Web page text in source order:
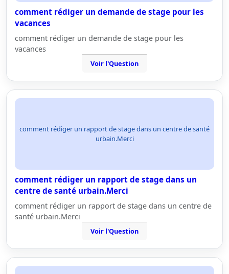
comment rédiger un demande de stage pour les
vacances
comment rédiger un demande de stage pour les
vacances
Voir l'Question
comment rédiger un rapport de stage dans un centre de santé
urbain.Merci
comment rédiger un rapport de stage dans un
centre de santé urbain.Merci
comment rédiger un rapport de stage dans un centre de
santé urbain.Merci
Voir l'Question